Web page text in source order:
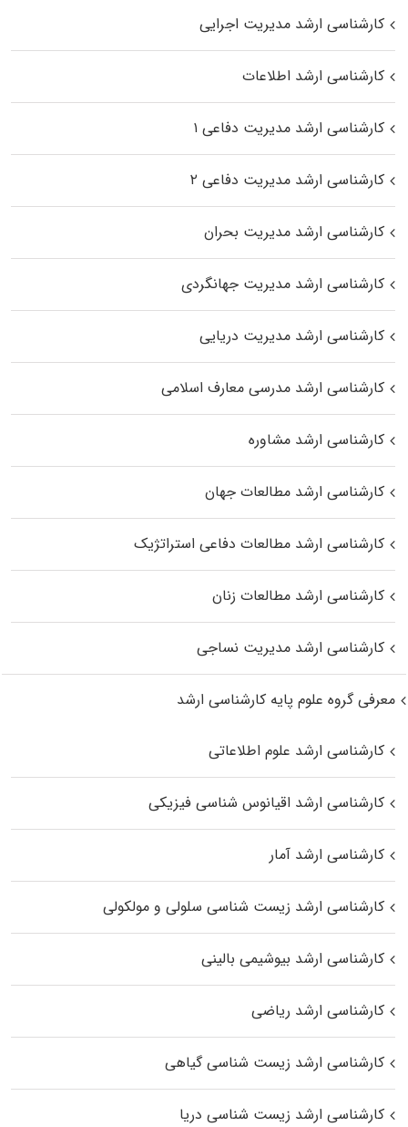
کارشناسی ارشد مدیریت اجرایی
کارشناسی ارشد اطلاعات
کارشناسی ارشد مدیریت دفاعی ۱
کارشناسی ارشد مدیریت دفاعی ۲
کارشناسی ارشد مدیریت بحران
کارشناسی ارشد مدیریت جهانگردی
کارشناسی ارشد مدیریت دریایی
کارشناسی ارشد مدرسی معارف اسلامی
کارشناسی ارشد مشاوره
کارشناسی ارشد مطالعات جهان
کارشناسی ارشد مطالعات دفاعی استراتژیک
کارشناسی ارشد مطالعات زنان
کارشناسی ارشد مدیریت نساجی
معرفی گروه علوم پایه کارشناسی ارشد
کارشناسی ارشد علوم اطلاعاتی
کارشناسی ارشد اقیانوس‌ شناسی فیزیکی
کارشناسی ارشد آمار
کارشناسی ارشد زیست شناسی سلولی و مولکولی
کارشناسی ارشد بیوشیمی بالینی
کارشناسی ارشد ریاضی
کارشناسی ارشد زیست‌ شناسی گیاهی
کارشناسی ارشد زیست‌ شناسی دریا